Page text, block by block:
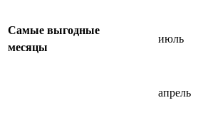
Самые выгодные
месяцы
июль
апрель